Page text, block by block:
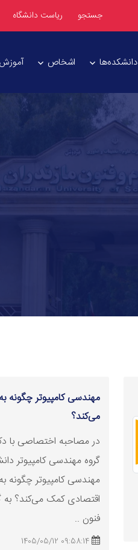
جستجو ریاست دانشگاه
دانشکده‌ها اشخاص
مهندسی کامپیوتر چگونه
می‌کند؟
در مصاحبه اختصاصی با
گروه مهندسی کامپیوتر
مهندسی کامپیوتر چگونه
اقتصادی کمک می‌کند؟ به
فنون ..
09:58:14 1405/05/12